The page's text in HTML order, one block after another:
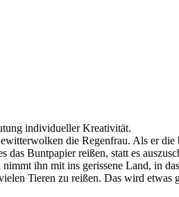
individueller Kreativität.
die Regenfrau. Als er
Buntpapier reißen, statt es
ihn mit ins gerissene Land, in
Tieren zu reißen. Das wird etwas